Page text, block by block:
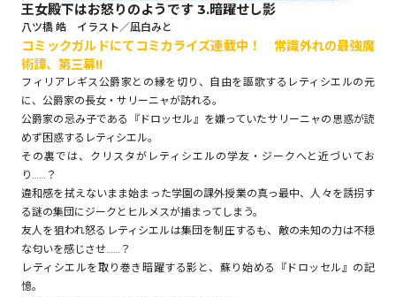
コミッククリエ
コミックパルフェ
王女殿下はお怒りのようです 3.暗躍せし影
八ツ橋 皓 イラスト／凪白みと
コミックガルドにてコミカライズ連載中！ 常識外れの最強魔
術譚、第三幕!!
フィリアレギス公爵家との縁を切り、自由を謳歌するレティシエルの元
に、公爵家の長女・サリーニャが訪れる。
公爵家の忌み子である『ドロッセル』を嫌っていたサリーニャの思惑が読
めず困惑するレティシエル。
その裏では、クリスタがレティシエルの学友・ジークへと近づいてお
り……？
違和感を拭えないまま始まった学園の課外授業の真っ最中、人々を誘拐す
る謎の集団にジークとヒルメスが捕まってしまう。
友人を狙われ怒るレティシエルは集団を制圧するも、敵の未知の力は不穏
な匂いを感じさせ……？
レティシエルを取り巻き暗躍する影と、蘇り始める『ドロッセル』の記
憶。